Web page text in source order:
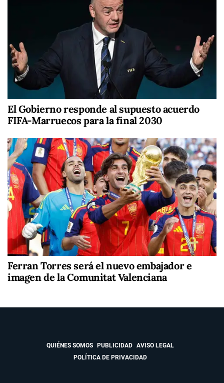
El Gobierno responde al supuesto acuerdo
FIFA-Marruecos para la final 2030
Ferran Torres será el nuevo embajador e
imagen de la Comunitat Valenciana
QUIÉNES SOMOS PUBLICIDAD
AVISO LEGAL
POLÍTICA DE PRIVACIDAD